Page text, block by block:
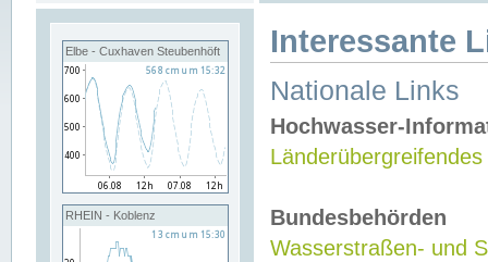
Elbe - Cuxhaven Steubenhöft
RHEIN - Koblenz
Interessante
Nationale Links
Hochwasser-
Bundesbehörden
Wasserstraßen- und